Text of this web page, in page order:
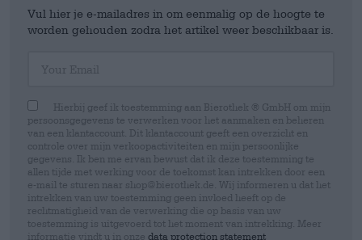
Vul hier je e-mailadres in om eenmalig op de hoogte te
worden gehouden zodra het artikel weer beschikbaar is.
Hierbij geef ik toestemming aan Bierothek ® GmbH om mijn
persoonsgegevens te verwerken voor het aanmaken en beheren
van een klantaccount. Dit klantaccount geeft een overzicht en
controle over mijn verkoopactiviteiten en mijn persoonlijke
gegevens. Ik ben me ervan bewust dat ik deze toestemming te
allen tijde met werking voor de toekomst kan intrekken door een
e-mail te sturen naar shop@bierothek.de. Wij informeren u dat het
intrekken van uw toestemming geen invloed heeft op de
rechtmatigheid van de verwerking die op basis van uw
toestemming is uitgevoerd tot het moment van intrekking. Meer
informatie vindt u in onze data protection statement